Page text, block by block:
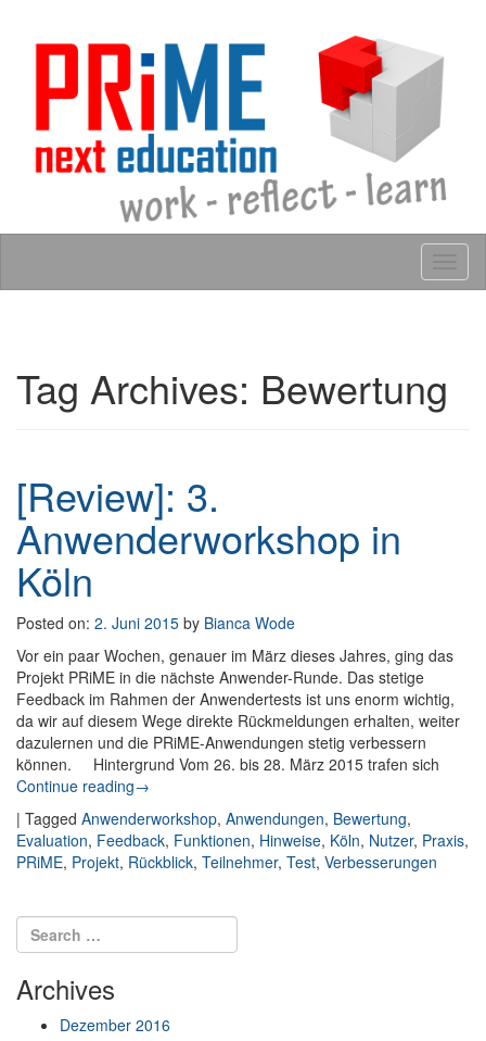
Tag Archives: Bewertung
[Review]: 3.
Anwenderworkshop in
Köln
Posted on: 2. Juni 2015 by Bianca Wode
Vor ein paar Wochen, genauer im März dieses Jahres, ging das
Projekt PRiME in die nächste Anwender-Runde. Das stetige
Feedback im Rahmen der Anwendertests ist uns enorm wichtig,
da wir auf diesem Wege direkte Rückmeldungen erhalten, weiter
dazulernen und die PRiME-Anwendungen stetig verbessern
können. Hintergrund Vom 26. bis 28. März 2015 trafen sich
Continue reading: [Review]: 3. Anwenderworkshop in Köln
→
| Tagged Anwenderworkshop, Anwendungen, Bewertung,
Evaluation, Feedback, Funktionen, Hinweise, Köln, Nutzer, Praxis,
PRiME, Projekt, Rückblick, Teilnehmer, Test, Verbesserungen
Post navigation
Search for:
Archives
Dezember 2016